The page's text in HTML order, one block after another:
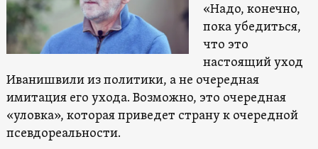
«Надо, конечно,
пока убедиться,
что это
настоящий уход
Иванишвили из политики, а не очередная
имитация его ухода. Возможно, это очередная
«уловка», которая приведет страну к очередной
псевдореальности.